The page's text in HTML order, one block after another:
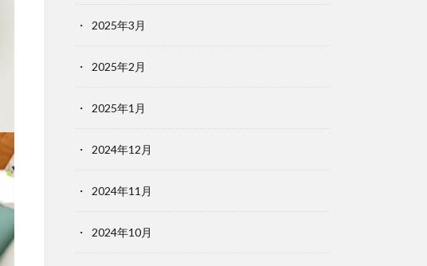
2025年3月
2025年2月
2025年1月
2024年12月
2024年11月
2024年10月